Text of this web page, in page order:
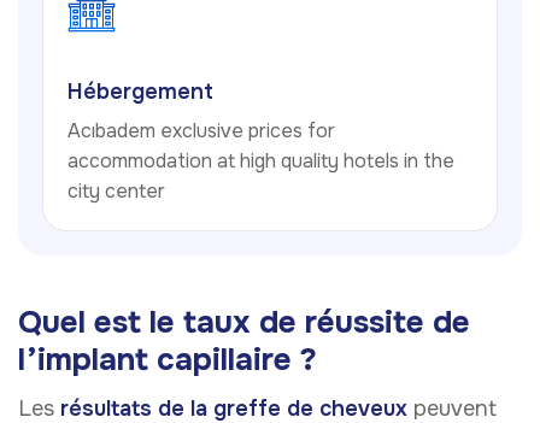
Hébergement
Acıbadem exclusive prices for
accommodation at high quality hotels in the
city center
Quel est le taux de réussite de
l’implant capillaire ?
Les résultats de la greffe de cheveux peuvent